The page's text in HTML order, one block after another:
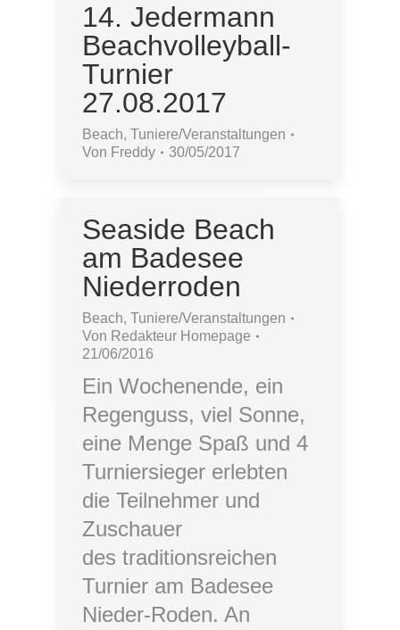
14. Jedermann
Beachvolleyball-
Turnier
27.08.2017
Beach, Tuniere/Veranstaltungen
Von Freddy 30/05/2017
Seaside Beach
am Badesee
Niederroden
Beach, Tuniere/Veranstaltungen
Von Redakteur Homepage
21/06/2016
Ein Wochenende, ein
Regenguss, viel Sonne,
eine Menge Spaß und 4
Turniersieger erlebten
die Teilnehmer und
Zuschauer
des traditionsreichen
Turnier am Badesee
Nieder-Roden. An